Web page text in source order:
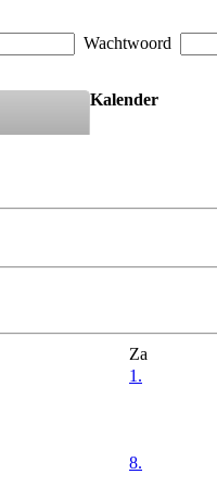
Wachtwoord
Kalender
Za
1.
8.